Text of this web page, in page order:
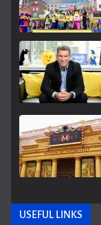
USEFUL LINKS